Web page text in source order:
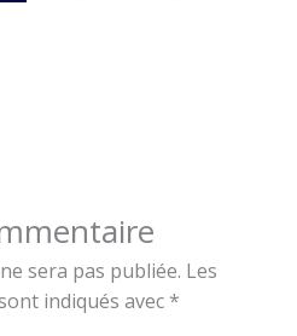
sera pas publiée. Les
indiqués avec *